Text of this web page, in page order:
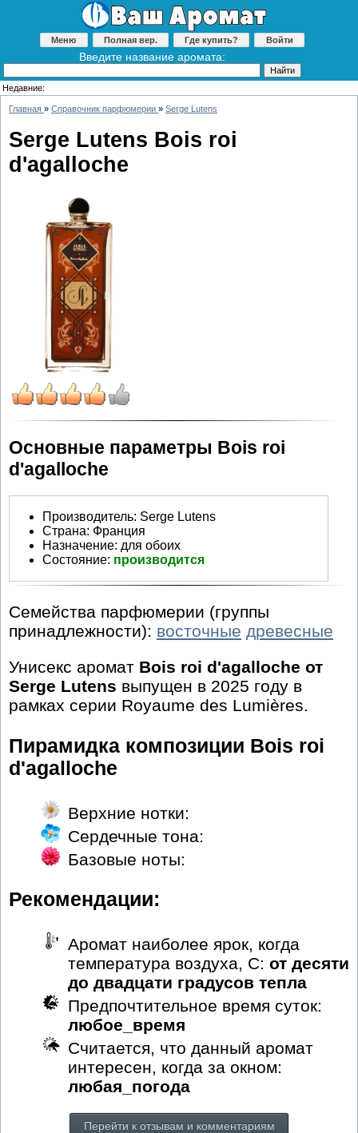
Меню Полная вер. Где купить? Войти
Введите название аромата:
Недавние:
Главная » Справочник парфюмерии » Serge Lutens
Serge Lutens Bois roi
d'agalloche
Основные параметры Bois roi
d'agalloche
Производитель: Serge Lutens
Страна: Франция
Назначение: для обоих
Состояние: производится
Семейства парфюмерии (группы
принадлежности): восточные древесные
Унисекс аромат Bois roi d'agalloche от
Serge Lutens выпущен в 2025 году в
рамках серии Royaume des Lumières.
Пирамидка композиции Bois roi
d'agalloche
Верхние нотки:
Сердечные тона:
Базовые ноты:
Рекомендации:
Аромат наиболее ярок, когда
температура воздуха, С: от десяти
до двадцати градусов тепла
Предпочтительное время суток:
любое_время
Считается, что данный аромат
интересен, когда за окном:
любая_погода
Перейти к отзывам и комментариям